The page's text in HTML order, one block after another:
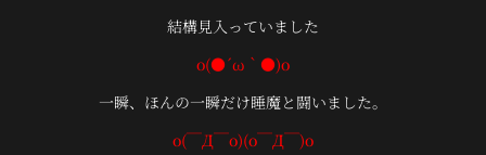
結構見入っていました
o(●´ω｀●)o
一瞬、ほんの一瞬だけ睡魔と闘いました。
o(￣Д￣o)(o￣Д￣)o